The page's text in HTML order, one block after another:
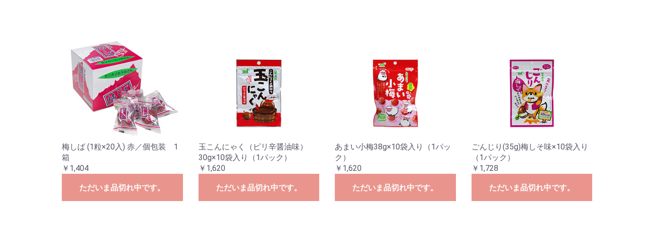
梅しば (1粒×20入) 赤／個包装 1
箱
￥1,404
ただいま品切れ中です。
玉こんにゃく（ピリ辛醤油味）
30g×10袋入り（1パック）
￥1,620
ただいま品切れ中です。
あまい小梅38g×10袋入り（1パッ
ク）
￥1,620
ただいま品切れ中です。
ごんじり(35g)梅しそ味×10袋入り
（1パック）
￥1,728
ただいま品切れ中です。